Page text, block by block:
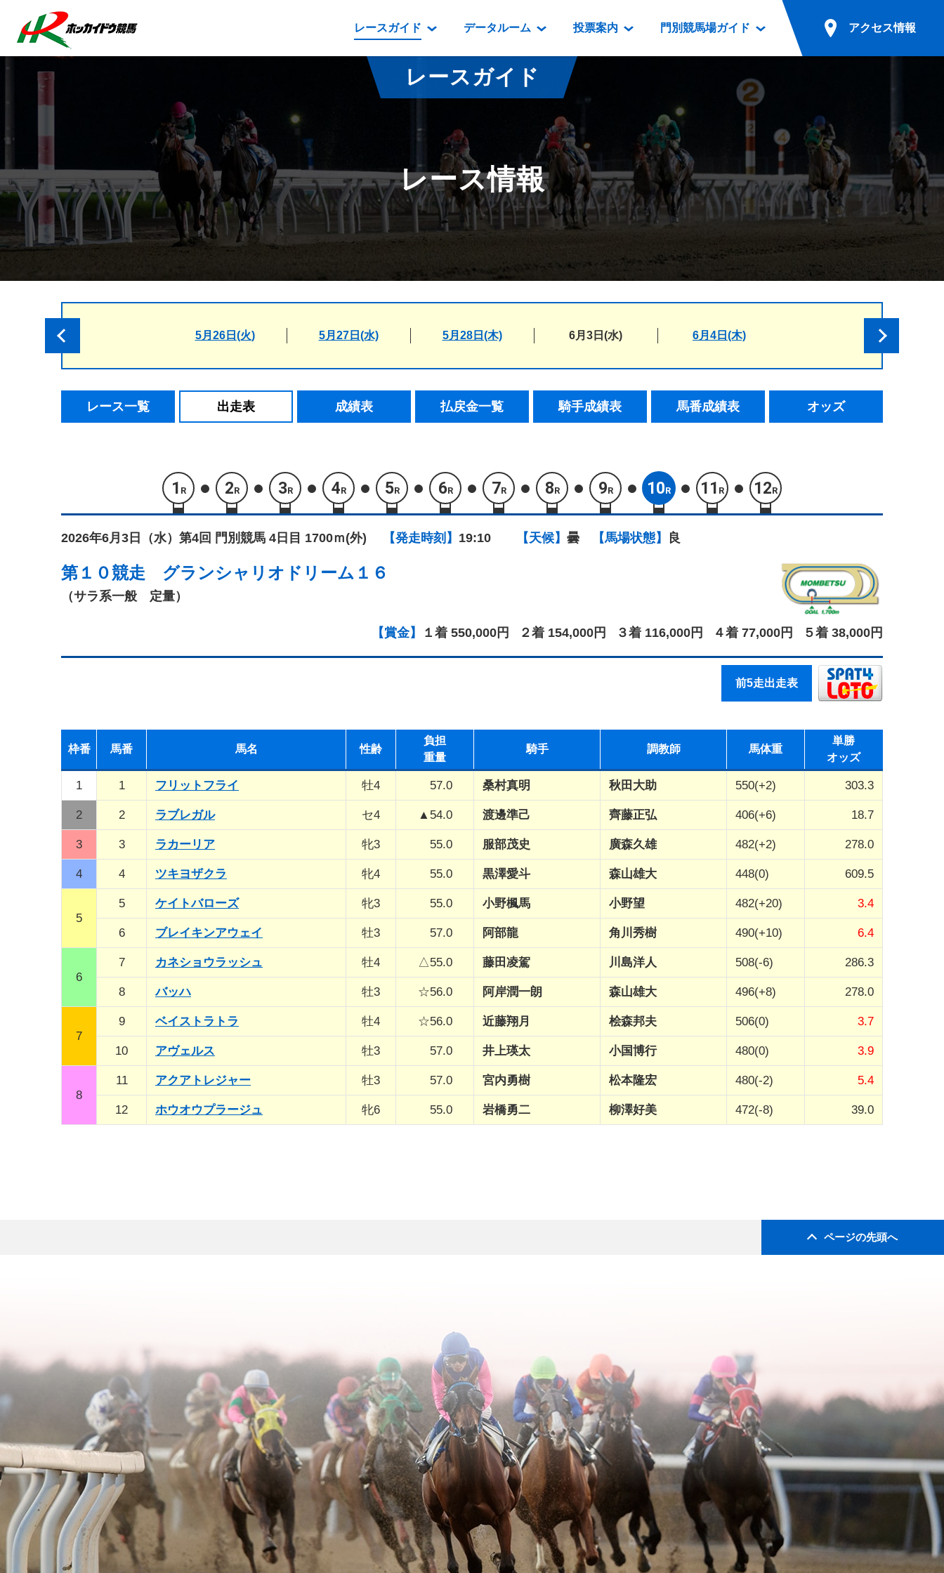
レースガイド
レース情報
払戻金一覧
騎手成績表
馬番成績表
オッズ
番組・級別表ダウンロード
開催カレンダー
重賞競走体系図
スタリオンシリーズ競走
道内の発売情報(PDF)
データルーム
データルーム
騎手・調教師紹介
坂路調教映像
遠征馬情報
番組編成要領
映像コンテンツ
重賞競走VTR
重賞競走参考VTR
レースダイジェスト
新馬ダイジェスト
投票案内
電話・インターネット投票
場外発売所
実況・テレホンサービス
発売・払戻
門別競馬場ガイド
門別競馬場情報
門別競馬場グルメ
とねっこジンギスカン
いずみ食堂
ルンビニフードカフェ
勝馬屋
アクセス情報
無料送迎バスでのご来場
公共の交通機関でのご来場
レースガイド
レース情報
5月26日(火) 5月27日(水) 5月28日(木) 6月3日(水) 6月4日(木)
レース一覧 出走表 成績表 払戻金一覧 騎手成績表 馬番成績表 オッズ
1 R 2R 3R 4R 5R 6R 7R 8R 9R 10R 11 R 12R
2026年6月3日（水） 第4回 門別競馬 4日目 1700ｍ(外) 【発走時刻】 19:10 【天候】 曇 【馬場状態】 良
第１０競走 グランシャリオドリーム１６
（サラ系一般 定量）
【賞金】 １着 550,000円 ２着 154,000円 ３着 116,000円 ４着 77,000円 ５着 38,000円
前5走出走表
枠番 馬番 馬名 性齢
負担
重量
騎手 調教師 馬体重
単勝
オッズ
1 1 フリットフライ 牡4 57.0 桑村真明 秋田大助 550(+2) 303.3
2 2 ラブレガル セ4 ▲54.0 渡邊準己 齊藤正弘 406(+6) 18.7
3 3 ラカーリア 牝3 55.0 服部茂史 廣森久雄 482(+2) 278.0
4 4 ツキヨザクラ 牝4 55.0 黒澤愛斗 森山雄大 448(0) 609.5
5
5 ケイトバローズ 牝3 55.0 小野楓馬 小野望 482(+20) 3.4
6 ブレイキンアウェイ 牡3 57.0 阿部龍 角川秀樹 490(+10) 6.4
6
7 カネショウラッシュ 牡4 △55.0 藤田凌駕 川島洋人 508(-6) 286.3
8 バッハ 牡3 ☆56.0 阿岸潤一朗 森山雄大 496(+8) 278.0
7
9 ベイストラトラ 牡4 ☆56.0 近藤翔月 桧森邦夫 506(0) 3.7
10 アヴェルス 牡3 57.0 井上瑛太 小国博行 480(0) 3.9
8
11 アクアトレジャー 牡3 57.0 宮内勇樹 松本隆宏 480(-2) 5.4
12 ホウオウプラージュ 牝6 55.0 岩橋勇二 柳澤好美 472(-8) 39.0
ページの先頭へ